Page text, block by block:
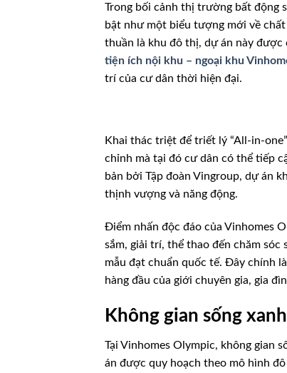
Trong bối cảnh thị trường bất động
bật như một biểu tượng mới về
thuần là khu đô thị, dự án này
tiện ích nội khu – ngoại khu
trí của cư dân thời hiện đại.
Khai thác triệt để triết lý “All-in-
chỉnh mà tại đó cư dân có thể tiếp
bản bởi Tập đoàn Vingroup, dự án
thịnh vượng và năng động.
Điểm nhấn độc đáo của Vinhomes
sắm, giải trí, thể thao đến chăm
mẫu đạt chuẩn quốc tế. Đây chính
hàng đầu của giới chuyên gia, gia
Không gian sống
Tại Vinhomes Olympic, không gian
án được quy hoạch theo mô hình